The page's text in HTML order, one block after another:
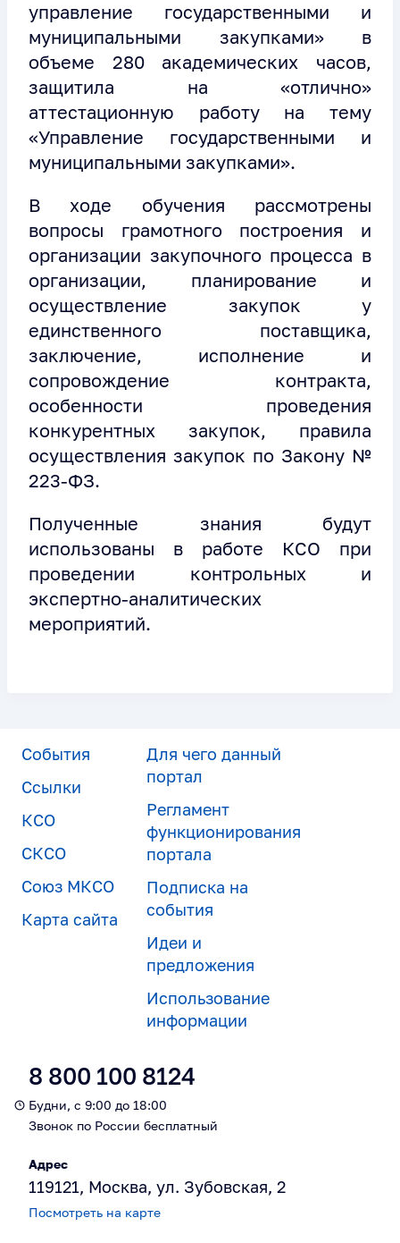
управление государственными и
муниципальными закупками» в
объеме 280 академических часов,
защитила на «отлично»
аттестационную работу на тему
«Управление государственными и
муниципальными закупками».
В ходе обучения рассмотрены
вопросы грамотного построения и
организации закупочного процесса в
организации, планирование и
осуществление закупок у
единственного поставщика,
заключение, исполнение и
сопровождение контракта,
особенности проведения
конкурентных закупок, правила
осуществления закупок по Закону №
223-ФЗ.
Полученные знания будут
использованы в работе КСО при
проведении контрольных и
экспертно-аналитических
мероприятий.
События
Ссылки
КСО
СКСО
Союз МКСО
Карта сайта
Для чего данный
портал
Регламент
функционирования
портала
Подписка на
события
Идеи и
предложения
Использование
информации
8 800 100 8124
Будни, с 9:00 до 18:00
Звонок по России бесплатный
Адрес
119121, Москва, ул. Зубовская, 2
Посмотреть на карте